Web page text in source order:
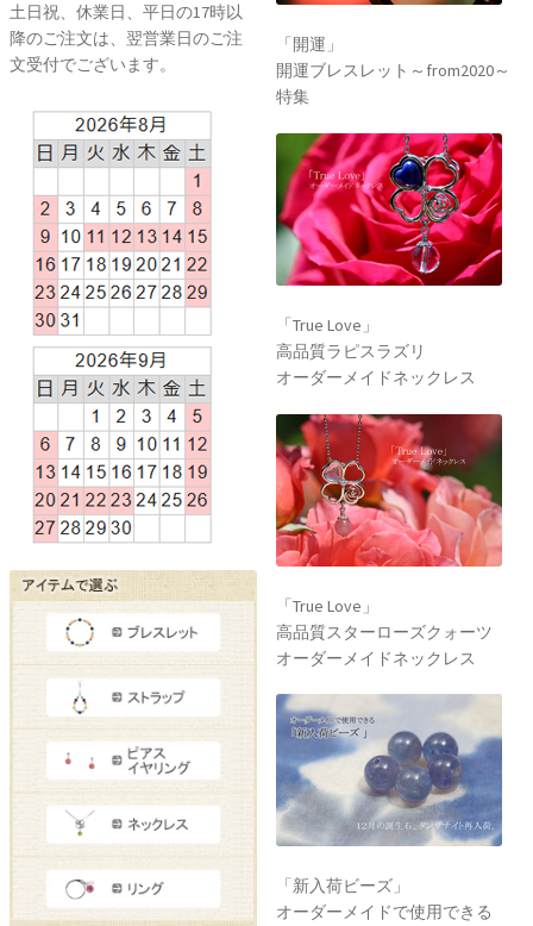
土日祝、休業日、平日の17時以
降のご注文は、翌営業日のご注
文受付でございます。
「開運」
開運ブレスレット～from2020～
特集
「True Love」
高品質ラピスラズリ
オーダーメイドネックレス
「True Love」
高品質スターローズクォーツ
オーダーメイドネックレス
「新入荷ビーズ」
オーダーメイドで使用できる